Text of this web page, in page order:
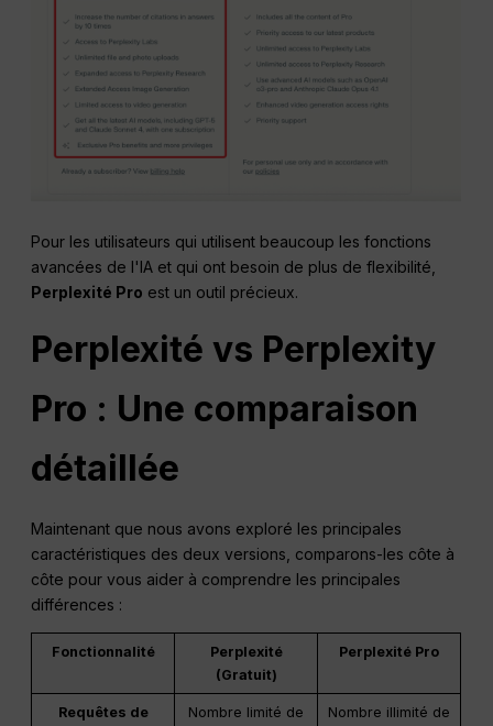
Pour les utilisateurs qui utilisent beaucoup les fonctions
avancées de l'IA et qui ont besoin de plus de flexibilité,
Perplexité Pro est un outil précieux.
Perplexité vs Perplexity
Pro : Une comparaison
détaillée
Maintenant que nous avons exploré les principales
caractéristiques des deux versions, comparons-les côte à
côte pour vous aider à comprendre les principales
différences :
Fonctionnalité
Perplexité
(Gratuit)
Perplexité Pro
Requêtes de
Nombre limité de
Nombre illimité de